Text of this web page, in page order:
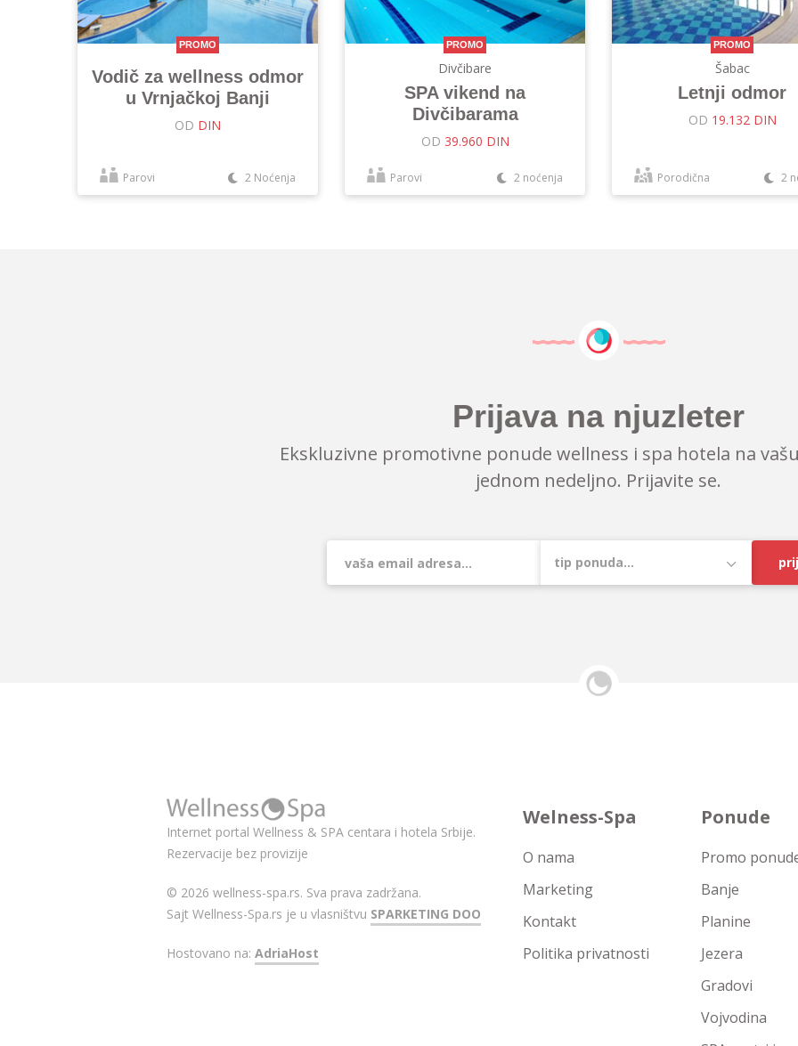
PROMO
Vodič za wellness odmor
u Vrnjačkoj Banji
OD DIN
Parovi 2 Noćenja
PROMO
Divčibare
SPA vikend na
Divčibarama
OD 39.960 DIN
Parovi 2 noćenja
PROMO
Šabac
Letnji odmor
OD 19.132 DIN
Porodična 2
Prijava na njuzleter
Ekskluzivne promotivne ponude wellness i spa hotela na
jednom nedeljno. Prijavite se.
Internet portal Wellness & SPA centara i hotela Srbije.
Rezervacije bez provizije
© 2026 wellness-spa.rs. Sva prava zadržana.
Sajt Wellness-Spa.rs je u vlasništvu SPARKETING DOO
Hostovano na: AdriaHost
Welness-Spa
O nama
Marketing
Kontakt
Politika privatnosti
Ponude
Promo
Banje
Planine
Jezera
Gradovi
Vojvodina